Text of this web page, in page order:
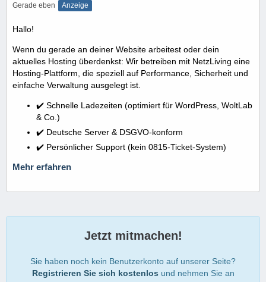
Gerade eben Anzeige
Hallo!
Wenn du gerade an deiner Website arbeitest oder dein
aktuelles Hosting überdenkst: Wir betreiben mit NetzLiving eine
Hosting-Plattform, die speziell auf Performance, Sicherheit und
einfache Verwaltung ausgelegt ist.
✔️ Schnelle Ladezeiten (optimiert für WordPress, WoltLab
& Co.)
✔️ Deutsche Server & DSGVO-konform
✔️ Persönlicher Support (kein 0815-Ticket-System)
Mehr erfahren
Jetzt mitmachen!
Sie haben noch kein Benutzerkonto auf unserer Seite?
Registrieren Sie sich kostenlos und nehmen Sie an